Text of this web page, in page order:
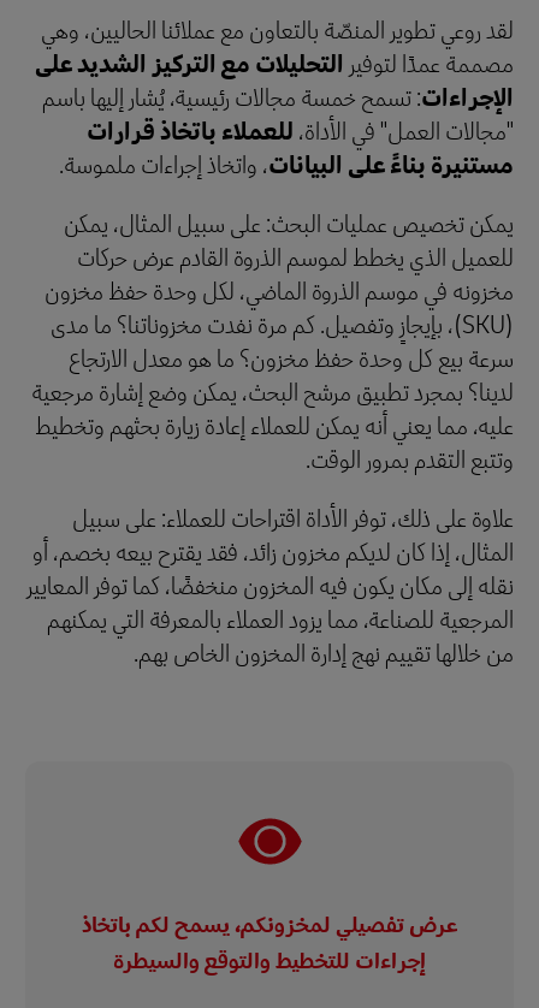
لقد روعي تطوير المنصّة بالتعاون مع عملائنا الحاليين، وهي
مصممة عمدًا لتوفير التحليلات مع التركيز الشديد على
الإجراءات: تسمح خمسة مجالات رئيسية، يُشار إليها باسم
"مجالات العمل" في الأداة،للعملاء باتخاذ قرارات
مستنيرة بناءً على البيانات، واتخاذ إجراءات ملموسة.
يمكن تخصيص عمليات البحث: على سبيل المثال، يمكن
للعميل الذي يخطط لموسم الذروة القادم عرض حركات
مخزونه في موسم الذروة الماضي، لكل وحدة حفظ مخزون
(SKU)، بإيجازٍ وتفصيل. كم مرة نفدت مخزوناتنا؟ ما مدى
سرعة بيع كل وحدة حفظ مخزون؟ ما هو معدل الارتجاع
لدينا؟ بمجرد تطبيق مرشح البحث، يمكن وضع إشارة مرجعية
عليه، مما يعني أنه يمكن للعملاء إعادة زيارة بحثهم وتخطيط
وتتبع التقدم بمرور الوقت.
علاوة على ذلك، توفر الأداة اقتراحات للعملاء: على سبيل
المثال، إذا كان لديكم مخزون زائد، فقد يقترح بيعه بخصم، أو
نقله إلى مكان يكون فيه المخزون منخفضًا، كما توفر المعايير
المرجعية للصناعة، مما يزود العملاء بالمعرفة التي يمكنهم
من خلالها تقييم نهج إدارة المخزون الخاص بهم.
عرض تفصيلي لمخزونكم، يسمح لكم باتخاذ
إجراءات للتخطيط والتوقع والسيطرة